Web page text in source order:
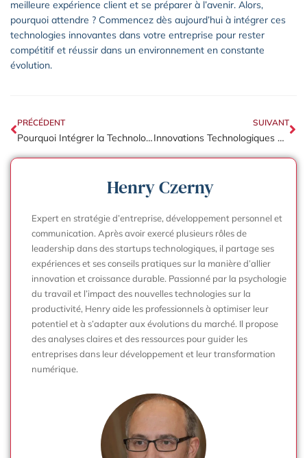
meilleure expérience client et se préparer à l’avenir. Alors,
pourquoi attendre ? Commencez dès aujourd’hui à intégrer ces
technologies innovantes dans votre entreprise pour rester
compétitif et réussir dans un environnement en constante
évolution.
PRÉCÉDENT
Pourquoi Intégrer la Technologie dans le Monde de l’Entreprise?
SUIVANT
Innovations Technologiques Récentes Transformant le Monde de l’Entreprise
Henry Czerny
Expert en stratégie d’entreprise, développement personnel et
communication. Après avoir exercé plusieurs rôles de
leadership dans des startups technologiques, il partage ses
expériences et ses conseils pratiques sur la manière d’allier
innovation et croissance durable. Passionné par la psychologie
du travail et l’impact des nouvelles technologies sur la
productivité, Henry aide les professionnels à optimiser leur
potentiel et à s’adapter aux évolutions du marché. Il propose
des analyses claires et des ressources pour guider les
entreprises dans leur développement et leur transformation
numérique.